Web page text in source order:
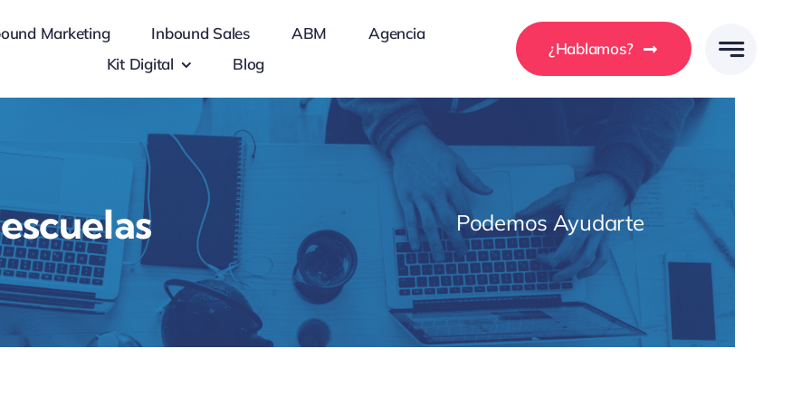
Marketing Inbound Sales ABM
Agencia
Kit Digital
Blog
¿Hablamos?
Podemos Ayudarte